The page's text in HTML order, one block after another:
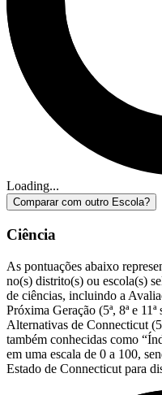
Loading...
Comparar com outro Escola?
Ciência
As pontuações abaixo
no(s) distrito(s) ou escola(s)
de ciências, incluindo a
Próxima Geração (5ª, 8ª e
Alternativas de Connecticut
também conhecidas como
em uma escala de 0 a 100,
Estado de Connecticut para